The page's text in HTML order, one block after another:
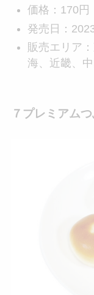
価格：170円
発売日：
販売エリア
海、近畿、
７プレミアム